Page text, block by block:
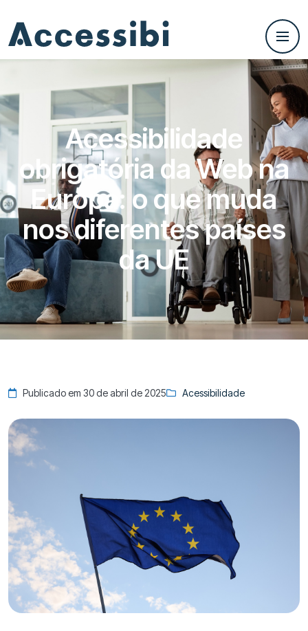
Acessibilidade
obrigatória da Web na
Europa: o que muda
nos diferentes países
da UE
Publicado em 30 de abril de 2025 Acessibilidade